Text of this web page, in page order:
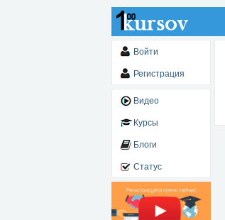
Войти
Регистрация
Видео
Курсы
Блоги
Статус